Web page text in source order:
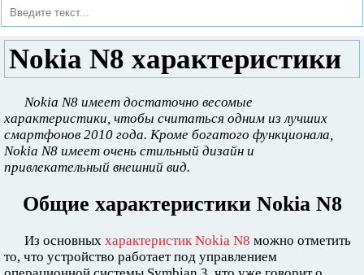
Nokia N8 характеристики
Nokia N8 имеет достаточно весомые
характеристики, чтобы считаться одним из лучших
смартфонов 2010 года. Кроме богатого функционала,
Nokia N8 имеет очень стильный дизайн и
привлекательный внешний вид.
Общие характеристики Nokia N8
Из основных характеристик Nokia N8 можно отметить
то, что устройство работает под управлением